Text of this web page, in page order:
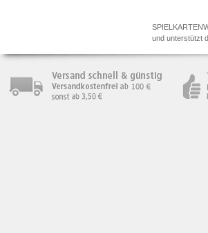
und unterstützt